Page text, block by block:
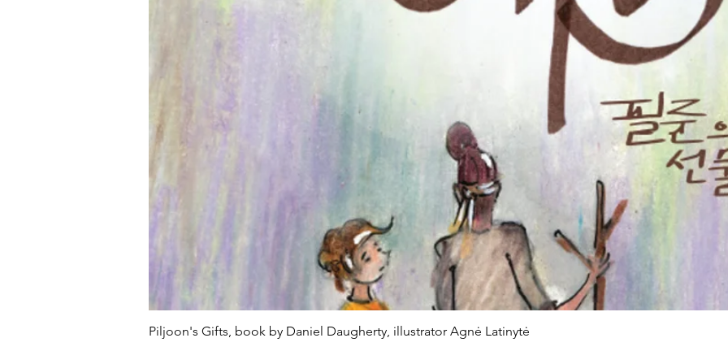
Piljoon's Gifts, book by Daniel Daugherty, illustrator Agnė Latinytė